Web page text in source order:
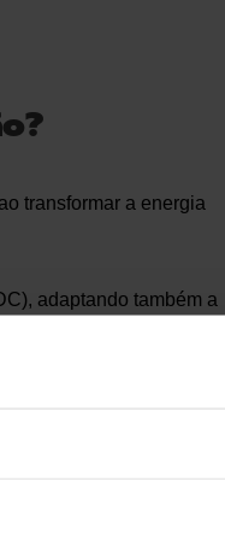
transformar a energia
adaptando também a
mais
componentes também
e não pela fonte